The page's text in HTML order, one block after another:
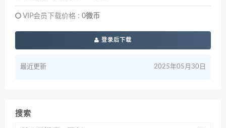
VIP会员下载价格 : 0微币
登录后下载
最近更新 2025年05月30日
搜索